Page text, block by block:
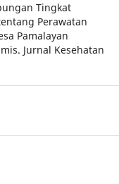
Tingkat
Perawatan
Pamalayan
Jurnal Kesehatan